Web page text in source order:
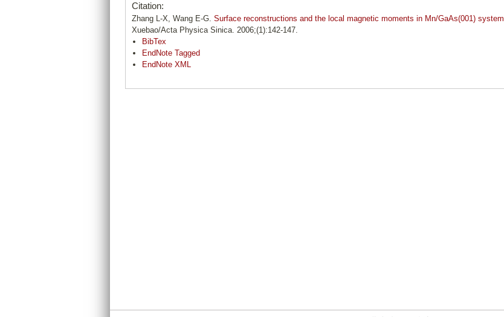
Citation:
Zhang L-X, Wang E-G. Surface reconstructions and the local magnetic moments in Mn/GaAs(001) system
Xuebao/Acta Physica Sinica. 2006;(1):142-147.
BibTex
EndNote Tagged
EndNote XML